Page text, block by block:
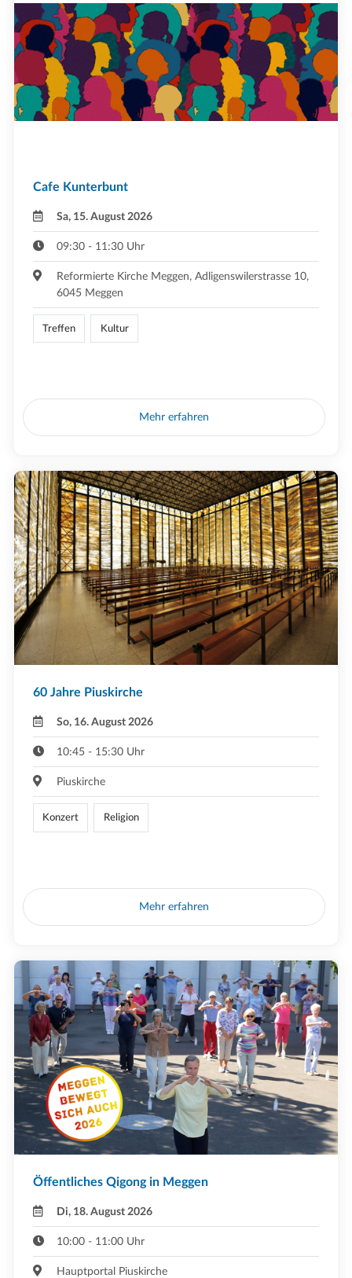
Cafe Kunterbunt
Sa, 15. August 2026
09:30 - 11:30 Uhr
Reformierte Kirche Meggen, Adligenswilerstrasse 10,
6045 Meggen
Treffen Kultur
Mehr erfahren
60 Jahre Piuskirche
So, 16. August 2026
10:45 - 15:30 Uhr
Piuskirche
Konzert Religion
Mehr erfahren
Öffentliches Qigong in Meggen
Di, 18. August 2026
10:00 - 11:00 Uhr
Hauptportal Piuskirche